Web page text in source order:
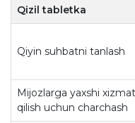
Qizil tabletka
Qiyin suhbatni tanlash
Mijozlarga yaxshi xizmat
qilish uchun charchash